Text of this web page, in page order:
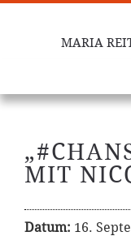
MARIA
MIT
Datum: 16.